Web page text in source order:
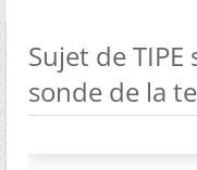
Sujet de
sonde de la